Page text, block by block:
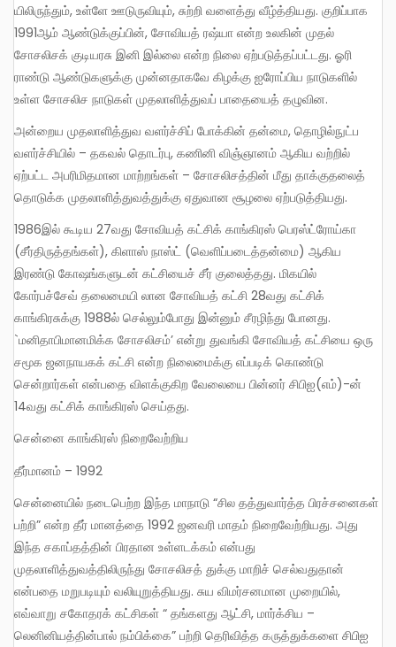
யிலிருந்தும், உள்ளே ஊடுருவியும், சுற்றி வளைத்து வீழ்த்தியது. குறிப்பாக
1991ஆம் ஆண்டுக்குப்பின், சோவியத் ரஷ்யா என்ற உலகின் முதல்
சோசலிசக் குடியரசு இனி இல்லை என்ற நிலை ஏற்படுத்தப்பட்டது. ஓரி
ராண்டு ஆண்டுகளுக்கு முன்னதாகவே கிழக்கு ஐரோப்பிய நாடுகளில்
உள்ள சோசலிச நாடுகள் முதலாளித்துவப் பாதையைத் தழுவின.
அன்றைய முதலாளித்துவ வளர்ச்சிப் போக்கின் தன்மை, தொழில்நுட்ப
வளர்ச்சியில் – தகவல் தொடர்பு, கணினி விஞ்ஞானம் ஆகிய வற்றில்
ஏற்பட்ட அபரிமிதமான மாற்றங்கள் – சோசலிசத்தின் மீது தாக்குதலைத்
தொடுக்க முதலாளித்துவத்துக்கு ஏதுவான சூழலை ஏற்படுத்தியது.
1986இல் கூடிய 27வது சோவியத் கட்சிக் காங்கிரஸ் பெரஸ்ட்ரோய்கா
(சீர்திருத்தங்கள்), கிளாஸ் நாஸ்ட் (வெளிப்படைத்தன்மை) ஆகிய
இரண்டு கோஷங்களுடன் கட்சியைச் சீர் குலைத்தது. மிகயில்
கோர்பச்சேவ் தலைமையி லான சோவியத் கட்சி 28வது கட்சிக்
காங்கிரசுக்கு 1988ல் செல்லும்போது இன்னும் சீரழிந்து போனது.
`மனிதாபிமானமிக்க சோசலிசம்’ என்று துவங்கி சோவியத் கட்சியை ஒரு
சமூக ஜனநாயகக் கட்சி என்ற நிலைமைக்கு எப்படிக் கொண்டு
சென்றார்கள் என்பதை விளக்குகிற வேலையை பின்னர் சிபிஐ(எம்)-ன்
14வது கட்சிக் காங்கிரஸ் செய்தது.
சென்னை காங்கிரஸ் நிறைவேற்றிய
தீர்மானம் – 1992
சென்னையில் நடைபெற்ற இந்த மாநாடு “சில தத்துவார்த்த பிரச்சனைகள்
பற்றி” என்ற தீர் மானத்தை 1992 ஜனவரி மாதம் நிறைவேற்றியது. அது
இந்த சகாப்தத்தின் பிரதான உள்ளடக்கம் என்பது
முதலாளித்துவத்திலிருந்து சோசலிசத் துக்கு மாறிச் செல்வதுதான்
என்பதை மறுபடியும் வலியுறுத்தியது. சுய விமர்சனமான முறையில்,
எவ்வாறு சகோதரக் கட்சிகள் “ தங்களது ஆட்சி, மார்க்சிய –
லெனினியத்தின்பால் நம்பிக்கை” பற்றி தெரிவித்த கருத்துக்களை சிபிஐ